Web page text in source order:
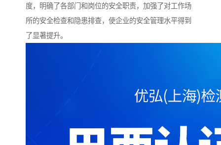
度，明确了各部门和岗位的安全职责，加强了对工作场
所的安全检查和隐患排查，使企业的安全管理水平得到
了显著提升。